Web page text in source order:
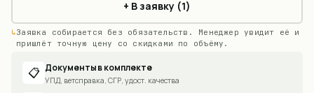
+ В заявку (1)
Заявка собирается без обязательств. Менеджер увидит её и
пришлёт точную цену со скидками по объёму.
📋 Документы в комплекте
УПД, ветсправка, СГР, удост. качества